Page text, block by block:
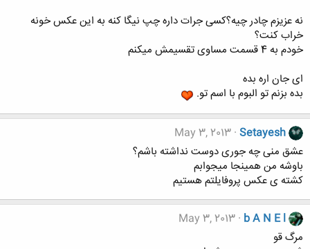
نه عزیزم چادر چیه؟کسی جرات داره چپ نیگا کنه به این عکس خونه
خراب کنت؟
خودم به 4 قسمت مساوی تقسیمش میکنم
ای جان اره بده
بده بزنم تو البوم با اسم تو.
Setayesh
May 3, 2013
عشق منی چه جوری دوست نداشته باشم؟
باوشه من همینجا میجوابم
کشته ی عکس پروفایلتم هستیم
b A N E l
May 3, 2013
مرگ قو